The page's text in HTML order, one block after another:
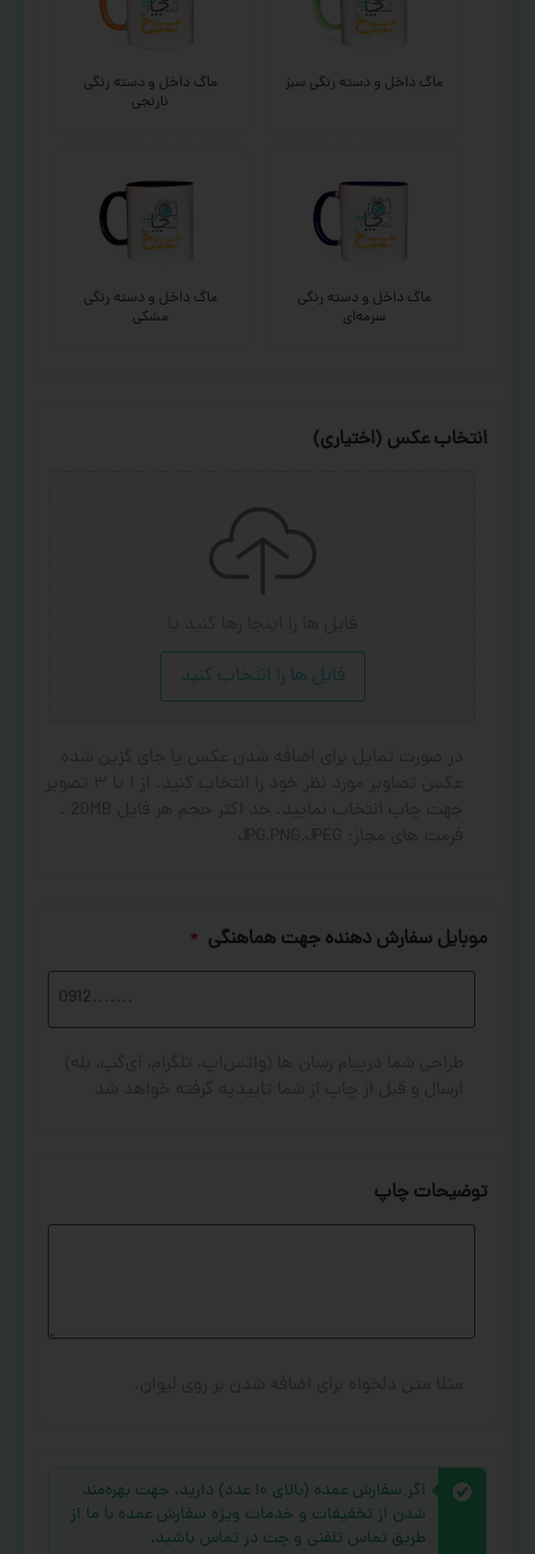
ماگ داخل و دسته رنگی سبز
ماگ داخل و دسته رنگی
نارنجی
ماگ داخل و دسته رنگی
سرمه‌ای
ماگ داخل و دسته رنگی
مشکی
انتخاب عکس (اختیاری)
فایل ها را انتخاب کنید
موبایل سفارش دهنده جهت هماهنگی *
توضیحات چاپ
اگر سفارش عمده (بالای ۱۰ عدد) دارید، جهت بهره‌مند
شدن از تخفیفات و خدمات ویژه سفارش عمده با ما از
طریق تماس تلفنی و چت در تماس باشید.